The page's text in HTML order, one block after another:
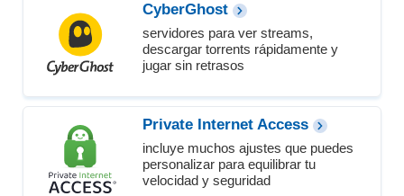
CyberGhost
servidores para ver streams,
descargar torrents rápidamente y
jugar sin retrasos
Private Internet Access
incluye muchos ajustes que puedes
personalizar para equilibrar tu
velocidad y seguridad